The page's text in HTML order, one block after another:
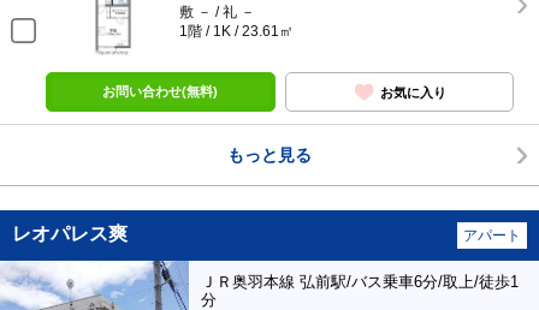
敷 － / 礼 －
1階 / 1K / 23.61㎡
お問い合わせ(無料) お気に入り
もっと見る
レオパレス爽 アパート
ＪＲ奥羽本線 弘前駅/バス乗車6分/取上/徒歩1
分